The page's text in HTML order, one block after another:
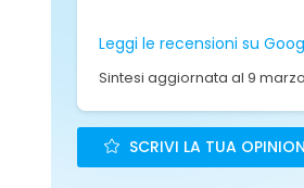
Leggi le recensioni su
Sintesi aggiornata al 9
SCRIVI LA TUA